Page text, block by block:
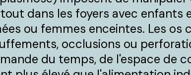
dans les foyers avec enfants
ou femmes enceintes. Les os
occlusions ou
du temps, de l'espace de